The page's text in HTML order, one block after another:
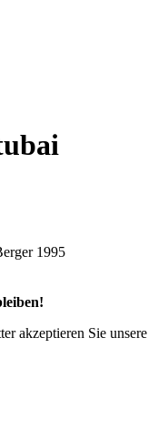
1995
akzeptieren Sie unsere